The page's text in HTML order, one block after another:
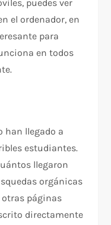
puedes ver
el ordenador, en
para
en todos
han llegado a
estudiantes.
llegaron
orgánicas
otras páginas
directamente